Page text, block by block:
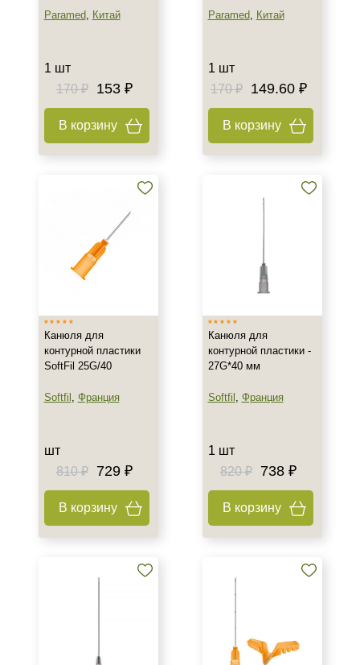
Paramed, Китай
1 шт
170 ₽
153 ₽
В корзину
Paramed, Китай
1 шт
170 ₽
149.60 ₽
В корзину
Канюля для
контурной пластики
SoftFil 25G/40
Softfil , Франция
шт
810 ₽
729 ₽
В корзину
Канюля для
контурной пластики -
27G*40 мм
Softfil , Франция
1 шт
820 ₽
738 ₽
В корзину